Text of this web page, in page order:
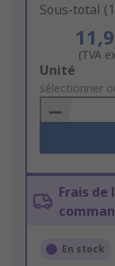
Sous-total
(TVA
Add
to
Basket
Unité
sélectionner
Frais
En stock